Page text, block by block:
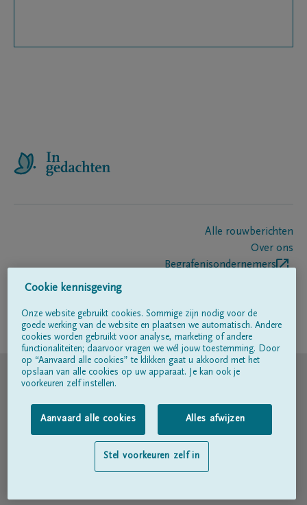
Alle rouwberichten
Over ons
Begrafenisondernemers
Volg ons op
© DELA
Gebruiksvoorwaarden
Privacyverklaring
Toegankelijkheidsverklaring
Cookie kennisgeving
Onze website gebruikt cookies. Sommige zijn nodig voor de
goede werking van de website en plaatsen we automatisch. Andere
cookies worden gebruikt voor analyse, marketing of andere
functionaliteiten; daarvoor vragen we wél jouw toestemming. Door
op “Aanvaard alle cookies” te klikken gaat u akkoord met het
opslaan van alle cookies op uw apparaat. Je kan ook je
voorkeuren zelf instellen.
Aanvaard alle cookies Alles afwijzen
Stel voorkeuren zelf in